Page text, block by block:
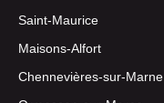
Saint-Maurice
Maisons-Alfort
Chennevières-sur-Marne